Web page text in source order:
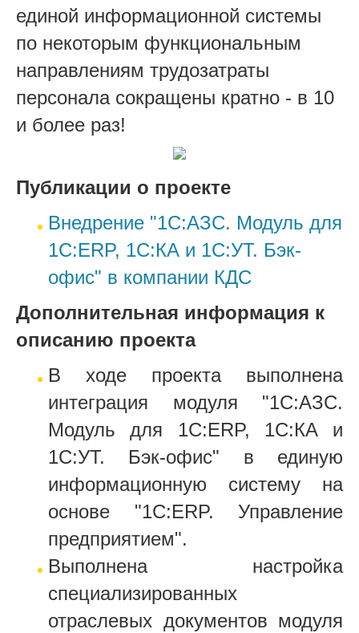
единой информационной системы
по некоторым функциональным
направлениям трудозатраты
персонала сокращены кратно - в 10
и более раз!
Публикации о проекте
Внедрение "1С:АЗС. Модуль для
1С:ERP, 1С:КА и 1С:УТ. Бэк-
офис" в компании КДС
Дополнительная информация к
описанию проекта
В ходе проекта выполнена
интеграция модуля "1С:АЗС.
Модуль для 1С:ERP, 1С:КА и
1С:УТ. Бэк-офис" в единую
информационную систему на
основе "1С:ERP. Управление
предприятием".
Выполнена настройка
специализированных
отраслевых документов модуля